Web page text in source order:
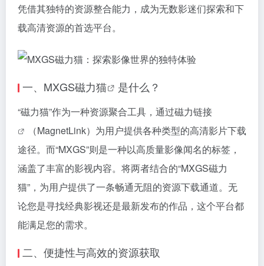
凭借其独特的资源整合能力，成为无数影迷们探索和下
载高清资源的首选平台。
一、MXGS磁力猫 是什么？
“磁力猫”作为一种资源聚合工具，通过磁力链接
（MagnetLink）为用户提供各种类型的高清影片下载
途径。而“MXGS”则是一种以高质量影像闻名的标签，
涵盖了丰富的影视内容。将两者结合的“MXGS磁力
猫”，为用户提供了一条畅通无阻的资源下载通道。无
论您是寻找经典影视还是最新发布的作品，这个平台都
能满足您的需求。
二、便捷性与高效的资源获取